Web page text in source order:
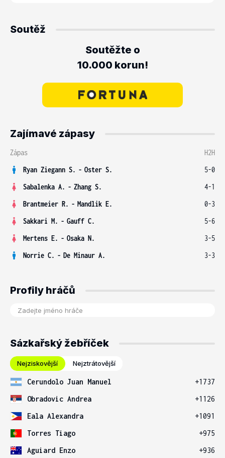
Soutěž
Soutěžte o
10.000 korun!
Zajímavé zápasy
Zápas
H2H
Ryan Ziegann S. - Oster S.
5-0
Sabalenka A. - Zhang S.
4-1
Brantmeier R. - Mandlik E.
0-3
Sakkari M. - Gauff C.
5-6
Mertens E. - Osaka N.
3-5
Norrie C. - De Minaur A. 3-3
Profily hráčů
Sázkařský žebříček
Nejziskovější Nejztrátovější
Cerundolo Juan Manuel
+1737
Obradovic Andrea
+1126
Eala Alexandra
+1091
Torres Tiago
+975
Aguiard Enzo
+936